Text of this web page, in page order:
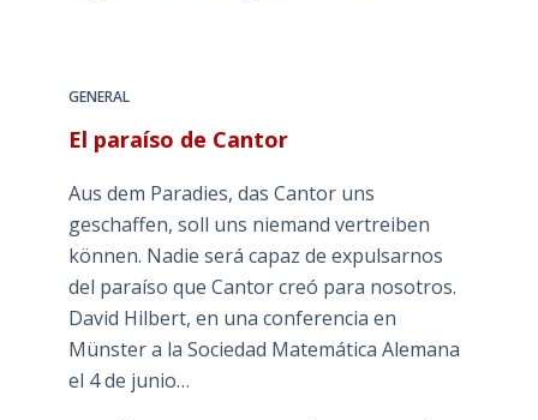
GENERAL
El paraíso de Cantor
Aus dem Paradies, das Cantor uns
geschaffen, soll uns niemand vertreiben
können. Nadie será capaz de expulsarnos
del paraíso que Cantor creó para nosotros.
David Hilbert, en una conferencia en
Münster a la Sociedad Matemática Alemana
el 4 de junio…